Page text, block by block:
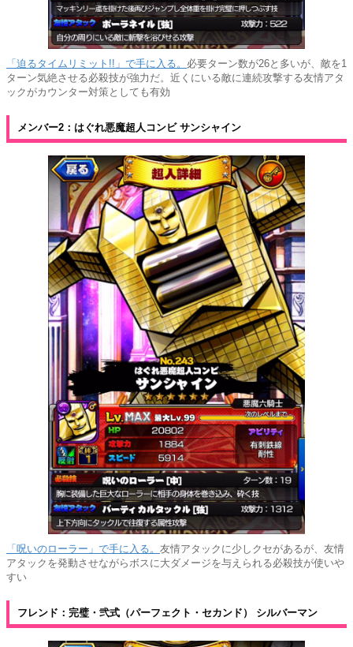
「迫るタイムリミット!!」で手に入る。 必要ターン数が26と多いが、敵を1
ターン気絶させる必殺技が強力だ。近くにいる敵に連続攻撃する友情アタ
ックがカウンター対策としても有効
メンバー2：はぐれ悪魔超人コンビ サンシャイン
「呪いのローラー」で手に入る。 友情アタックに少しクセがあるが、友情
アタックを発動させながらボスに大ダメージを与えられる必殺技が使いや
すい
フレンド：完璧・弐式（パーフェクト・セカンド） シルバーマン